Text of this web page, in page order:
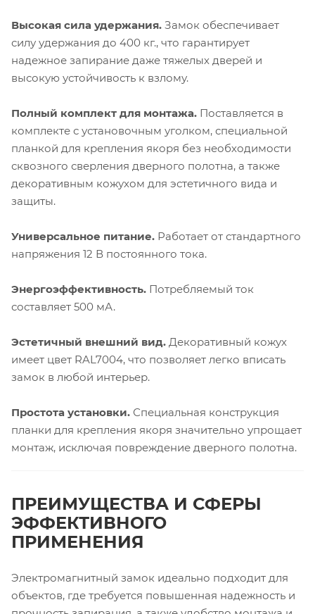
Высокая сила удержания. Замок обеспечивает
силу удержания до 400 кг., что гарантирует
надежное запирание даже тяжелых дверей и
высокую устойчивость к взлому.
Полный комплект для монтажа. Поставляется в
комплекте с установочным уголком, специальной
планкой для крепления якоря без необходимости
сквозного сверления дверного полотна, а также
декоративным кожухом для эстетичного вида и
защиты.
Универсальное питание. Работает от стандартного
напряжения 12 В постоянного тока.
Энергоэффективность. Потребляемый ток
составляет 500 мА.
Эстетичный внешний вид. Декоративный кожух
имеет цвет RAL7004, что позволяет легко вписать
замок в любой интерьер.
Простота установки. Специальная конструкция
планки для крепления якоря значительно упрощает
монтаж, исключая повреждение дверного полотна.
ПРЕИМУЩЕСТВА И СФЕРЫ
ЭФФЕКТИВНОГО
ПРИМЕНЕНИЯ
Электромагнитный замок идеально подходит для
объектов, где требуется повышенная надежность и